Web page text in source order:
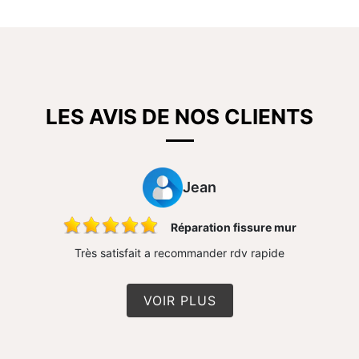
LES AVIS DE NOS CLIENTS
Jean
Réparation fissure mur
Très satisfait a recommander rdv rapide
VOIR PLUS